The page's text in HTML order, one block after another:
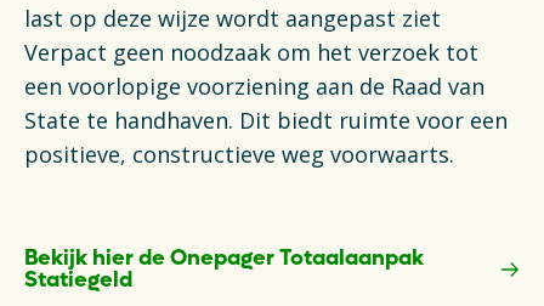
last op deze wijze wordt aangepast ziet
Verpact geen noodzaak om het verzoek tot
een voorlopige voorziening aan de Raad van
State te handhaven. Dit biedt ruimte voor een
positieve, constructieve weg voorwaarts.
Bekijk hier de Onepager Totaalaanpak
Statiegeld